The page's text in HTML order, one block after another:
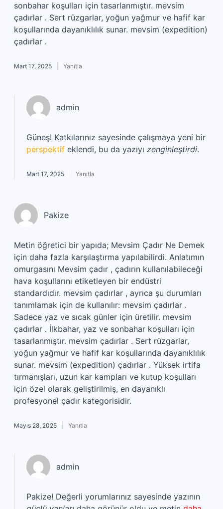
sonbahar koşulları için tasarlanmıştır. mevsim
çadırlar . Sert rüzgarlar, yoğun yağmur ve hafif kar
koşullarında dayanıklılık sunar. mevsim (expedition)
çadırlar .
Mart 17, 2025 Yanıtla
admin
Güneş! Katkılarınız sayesinde çalışmaya yeni bir
perspektif eklendi, bu da yazıyı zenginleştirdi.
Mart 17, 2025 Yanıtla
Pakize
Metin öğretici bir yapıda; Mevsim Çadır Ne Demek
için daha fazla karşılaştırma yapılabilirdi. Anlatımın
omurgasını Mevsim çadır , çadırın kullanılabileceği
hava koşullarını etiketleyen bir endüstri
standardıdır. mevsim çadırlar , ayrıca şu durumları
tanımlamak için de kullanılır: mevsim çadırlar .
Sadece yaz ve sıcak günler için üretilir. mevsim
çadırlar . İlkbahar, yaz ve sonbahar koşulları için
tasarlanmıştır. mevsim çadırlar . Sert rüzgarlar,
yoğun yağmur ve hafif kar koşullarında dayanıklılık
sunar. mevsim (expedition) çadırlar . Yüksek irtifa
tırmanışları, uzun kar kampları ve kutup koşulları
için özel olarak geliştirilmiş, en dayanıklı
profesyonel çadır kategorisidir.
Mayıs 28, 2025 Yanıtla
admin
Pakize! Değerli yorumlarınız sayesinde yazının